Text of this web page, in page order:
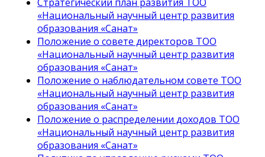
«Национальный научный центр развития
образования «Санат»
Положение о совете директоров ТОО
«Национальный научный центр развития
образования «Санат»
Положение о наблюдательном совете ТОО
«Национальный научный центр развития
образования «Санат»
Положение о распределении доходов ТОО
«Национальный научный центр развития
образования «Санат»